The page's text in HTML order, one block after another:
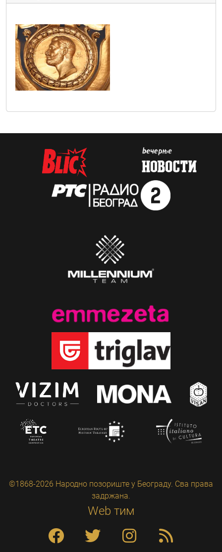
mihajlo_vest_sajt3
©1868-2026 Народно позориште у Београду. Сва права
задржана.
Web тим